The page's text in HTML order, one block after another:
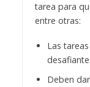
tarea para
entre otras:
Las
Deben